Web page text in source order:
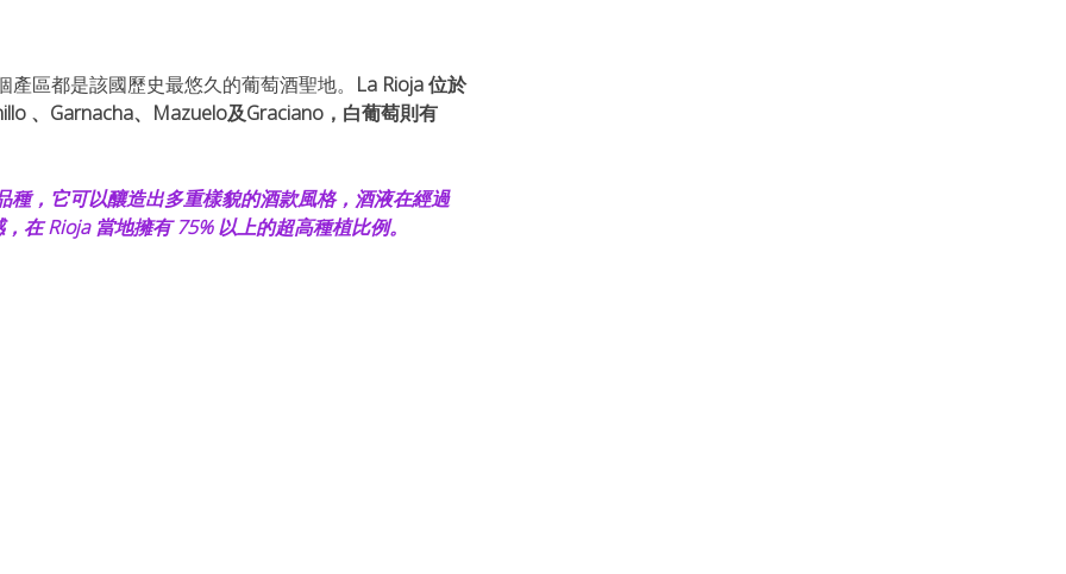
產區都是該國歷史最悠久的葡萄酒聖地。 La Rioja 位於
、Garnacha、Mazuelo及Graciano，白葡萄則有
，它可以釀造出多重樣貌的酒款風格，酒液在經過
在 Rioja 當地擁有 75% 以上的超高種植比例。